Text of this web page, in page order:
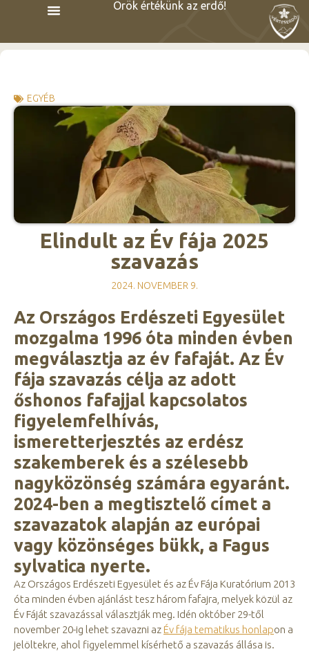
Örök értékünk az erdő!
EGYÉB
Elindult az Év fája 2025
szavazás
2024. NOVEMBER 9.
Az Országos Erdészeti Egyesület
mozgalma 1996 óta minden évben
megválasztja az év fafaját. Az Év
fája szavazás célja az adott
őshonos fafajjal kapcsolatos
figyelemfelhívás,
ismeretterjesztés az erdész
szakemberek és a szélesebb
nagyközönség számára egyaránt.
2024-ben a megtisztelő címet a
szavazatok alapján az európai
vagy közönséges bükk, a Fagus
sylvatica nyerte.
Az Országos Erdészeti Egyesület és az Év Fája Kuratórium 2013
óta minden évben ajánlást tesz három fafajra, melyek közül az
Év Fáját szavazással választják meg. Idén október 29-től
november 20-ig lehet szavazni az Év fája tematikus honlapon a
jelöltekre, ahol figyelemmel kísérhető a szavazás állása is.